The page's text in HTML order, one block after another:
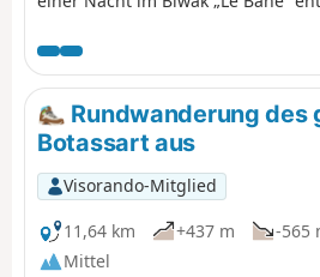
Troufferies“, das Tal der Noire Eau,
die Lomme mündet, und beenden
am ehemaligen Kaolin-Steinbruch
Libin.Rundwanderung des
Botassart aus
Visorando-Mitglied
11,64 km
+437 m -565
Mittel